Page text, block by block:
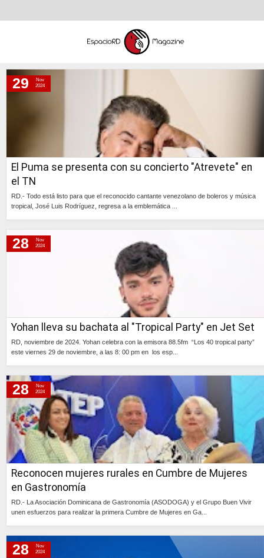
viernes, 29 de noviembre de 2024
El Puma se presenta con su concierto "Atrevete" en
el TN
RD.- Todo está listo para que el reconocido cantante venezolano de boleros y música
tropical, José Luis Rodríguez, regresa a la emblemática ...
29
Nov
2024
Yohan lleva su bachata al "Tropical Party" en Jet Set
RD, noviembre de 2024. Yohan celebra con la emisora 88.5fm “Los 40 tropical party”
este viernes 29 de noviembre, a las 8: 00 pm en los esp...
28
Nov
2024
Reconocen mujeres rurales en Cumbre de Mujeres
en Gastronomía
RD.- La Asociación Dominicana de Gastronomía (ASODOGA) y el Grupo Buen Vivir
unen esfuerzos para realizar la primera Cumbre de Mujeres en Ga...
28
Nov
2024
28
Nov
2024
miércoles, 27 de noviembre de 2024
martes, 26 de noviembre de 2024
lunes, 25 de noviembre de 2024
domingo, 24 de noviembre de 2024
jueves, 21 de noviembre de 2024
miércoles, 20 de noviembre de 2024